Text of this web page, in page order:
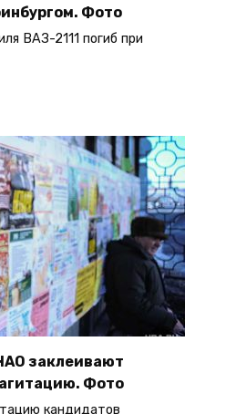
Фото
ВАЗ-2111 погиб при
заклеивают
Фото
кандидатов